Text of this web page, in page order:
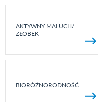
AKTYWNY MALUCH/
ŻŁOBEK
BIORÓŻNORODNOŚĆ